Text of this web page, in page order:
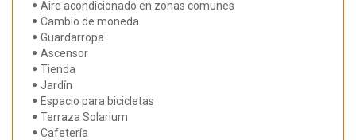
Aire acondicionado en zonas comunes
Cambio de moneda
Guardarropa
Ascensor
Tienda
Jardín
Espacio para bicicletas
Terraza Solarium
Cafetería